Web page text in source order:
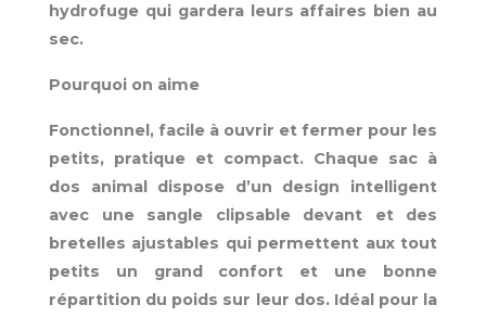
hydrofuge qui gardera leurs affaires bien au
sec.
Pourquoi on aime
Fonctionnel, facile à ouvrir et fermer pour les
petits, pratique et compact. Chaque sac à
dos animal dispose d’un design intelligent
avec une sangle clipsable devant et des
bretelles ajustables qui permettent aux tout
petits un grand confort et une bonne
répartition du poids sur leur dos. Idéal pour la